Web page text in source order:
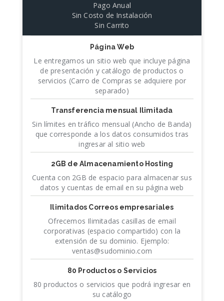
Pago Anual
Sin Costo de Instalación
Sin Carrito
Página Web
Le entregamos un sitio web que incluye página
de presentación y catálogo de productos o
servicios (Carro de Compras se adquiere por
separado)
Transferencia mensual Ilimitada
Sin límites en tráfico mensual (Ancho de Banda)
que corresponde a los datos consumidos tras
ingresar al sitio web
2GB de Almacenamiento Hosting
Cuenta con 2GB de espacio para almacenar sus
datos y cuentas de email en su página web
Ilimitados Correos empresariales
Ofrecemos Ilimitadas casillas de email
corporativas (espacio compartido) con la
extensión de su dominio. Ejemplo:
ventas@sudominio.com
80 Productos o Servicios
80 productos o servicios que podrá ingresar en
su catálogo